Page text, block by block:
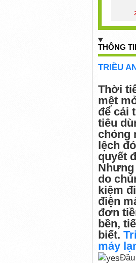
THÔNG
TRIỀU
Thời
mệt
để cải
tiêu
chóng
lệch
quyết
do
kiệm
điện
đơn
bền,
biết.
máy